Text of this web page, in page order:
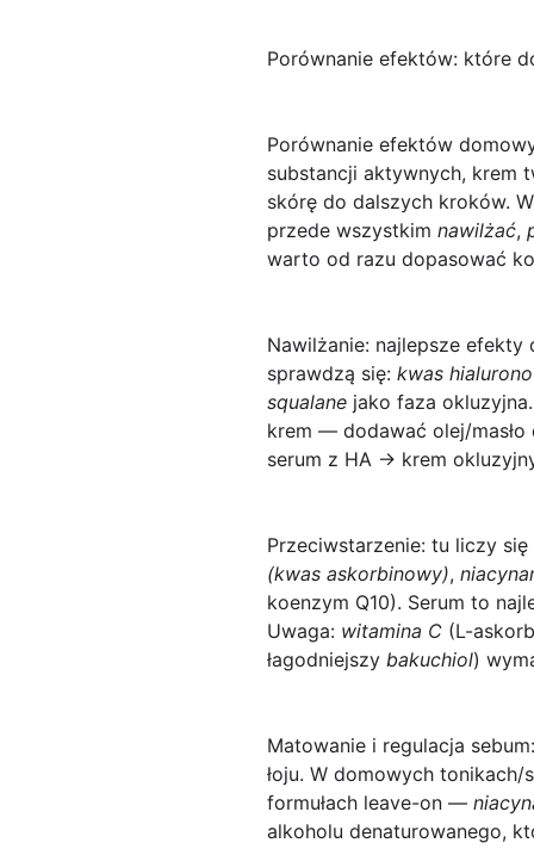
Porównanie efektów: które
Porównanie efektów
substancji aktywnych, krem
skórę do dalszych kroków.
przede wszystkim nawilżać,
warto od razu dopasować
Nawilżanie: najlepsze efekty
sprawdzą się: kwas
squalane jako faza
krem — dodawać olej/
serum z HA → krem
Przeciwstarzenie: tu liczy się
(kwas askorbinowy),
koenzym Q10). Serum to
Uwaga: witamina C (L-
łagodniejszy bakuchiol)
Matowanie i regulacja sebum:
łoju. W domowych
formułach leave-on —
alkoholu denaturowanego,